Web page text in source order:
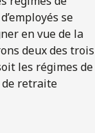
se
en vue de la
deux des trois
les régimes de
retraite